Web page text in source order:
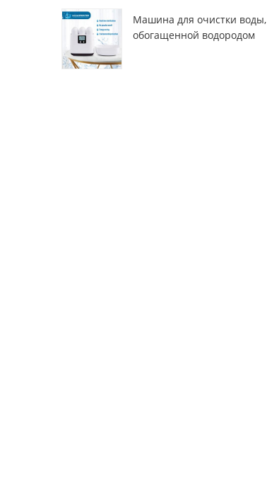
Машина для очистки воды,
обогащенной водородом